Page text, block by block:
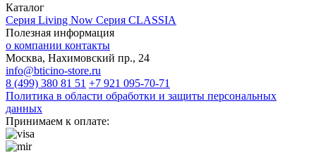
Каталог
Серия Living Now Серия CLASSIA
Полезная информация
о компании контакты
Москва, Нахимовский пр., 24
info@bticino-store.ru
8 (499) 380 81 51 +7 921 095-70-71
Политика в области обработки и защиты персональных
данных
Принимаем к оплате: